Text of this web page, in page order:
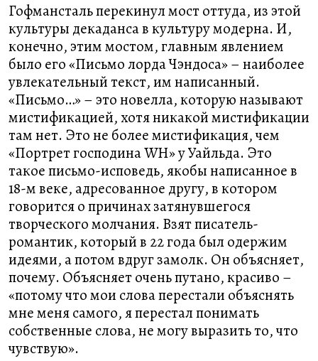
Гофмансталь перекинул мост оттуда, из этой
культуры декаданса в культуру модерна. И,
конечно, этим мостом, главным явлением
было его «Письмо лорда Чэндоса» – наиболее
увлекательный текст, им написанный.
«Письмо…» – это новелла, которую называют
мистификацией, хотя никакой мистификации
там нет. Это не более мистификация, чем
«Портрет господина WH» у Уайльда. Это
такое письмо-исповедь, якобы написанное в
18-м веке, адресованное другу, в котором
говорится о причинах затянувшегося
творческого молчания. Взят писатель-
романтик, который в 22 года был одержим
идеями, а потом вдруг замолк. Он объясняет,
почему. Объясняет очень путано, красиво –
«потому что мои слова перестали объяснять
мне меня самого, я перестал понимать
собственные слова, не могу выразить то, что
чувствую».